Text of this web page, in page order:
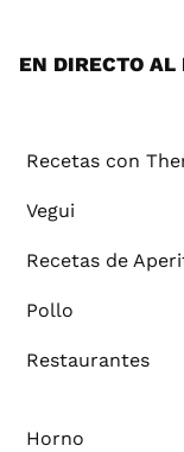
EN DIRECTO
Recetas con
Vegui
Recetas de
Pollo
Restaurantes
Horno